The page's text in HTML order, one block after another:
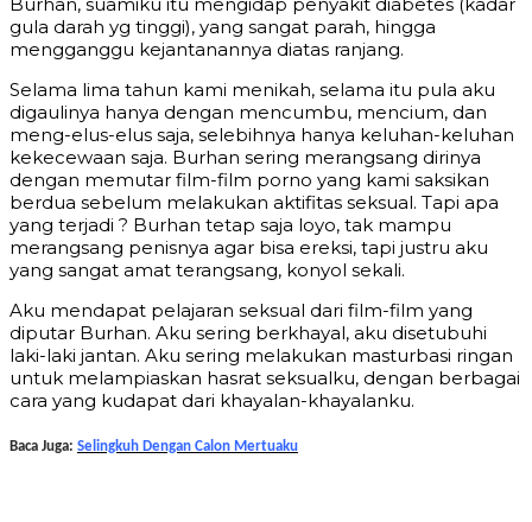
gula darah yg tinggi), yang sangat parah, hingga
mengganggu kejantanannya diatas ranjang.
Selama lima tahun kami menikah, selama itu pula aku
digaulinya hanya dengan mencumbu, mencium, dan
meng-elus-elus saja, selebihnya hanya keluhan-keluhan
kekecewaan saja. Burhan sering merangsang dirinya
dengan memutar film-film porno yang kami saksikan
berdua sebelum melakukan aktifitas seksual. Tapi apa
yang terjadi ? Burhan tetap saja loyo, tak mampu
merangsang penisnya agar bisa ereksi, tapi justru aku
yang sangat amat terangsang, konyol sekali.
Aku mendapat pelajaran seksual dari film-film yang
diputar Burhan. Aku sering berkhayal, aku disetubuhi
laki-laki jantan. Aku sering melakukan masturbasi ringan
untuk melampiaskan hasrat seksualku, dengan berbagai
cara yang kudapat dari khayalan-khayalanku.
Baca Juga: Selingkuh Dengan Calon Mertuaku